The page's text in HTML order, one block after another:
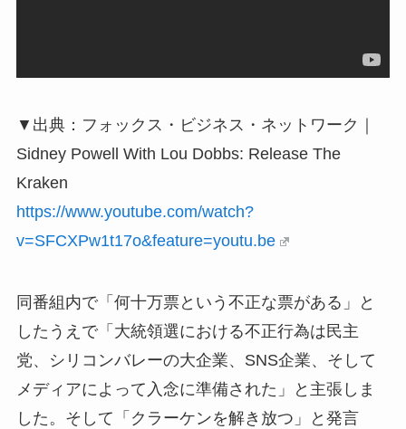
▼出典：フォックス・ビジネス・ネットワーク｜
Sidney Powell With Lou Dobbs: Release The
Kraken
https://www.youtube.com/watch?
v=SFCXPw1t17o&feature=youtu.be
同番組内で「何十万票という不正な票がある」と
したうえで「大統領選における不正行為は民主
党、シリコンバレーの大企業、SNS企業、そして
メディアによって入念に準備された」と主張しま
した。そして「クラーケンを解き放つ」と発言